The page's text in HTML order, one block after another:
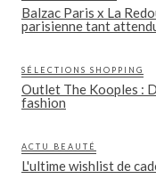
Balzac Paris x La
parisienne tant
SÉLECTIONS SHOPPING
Outlet The Kooples :
fashion
ACTU BEAUTÉ
L'ultime wishlist de